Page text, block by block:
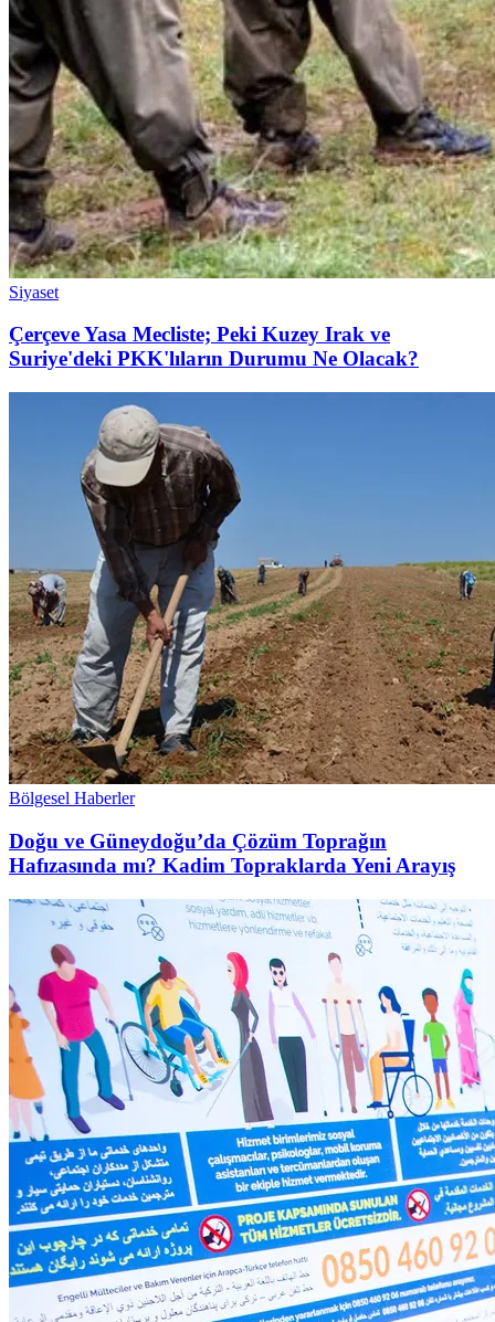
Siyaset
Çerçeve Yasa Mecliste; Peki Kuzey Irak ve
Suriye'deki PKK'lıların Durumu Ne Olacak?
Bölgesel Haberler
Doğu ve Güneydoğu’da Çözüm Toprağın
Hafızasında mı? Kadim Topraklarda Yeni Arayış